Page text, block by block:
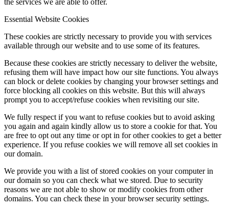
the services we are able to offer.
Essential Website Cookies
These cookies are strictly necessary to provide you with services
available through our website and to use some of its features.
Because these cookies are strictly necessary to deliver the website,
refusing them will have impact how our site functions. You always
can block or delete cookies by changing your browser settings and
force blocking all cookies on this website. But this will always
prompt you to accept/refuse cookies when revisiting our site.
We fully respect if you want to refuse cookies but to avoid asking
you again and again kindly allow us to store a cookie for that. You
are free to opt out any time or opt in for other cookies to get a better
experience. If you refuse cookies we will remove all set cookies in
our domain.
We provide you with a list of stored cookies on your computer in
our domain so you can check what we stored. Due to security
reasons we are not able to show or modify cookies from other
domains. You can check these in your browser security settings.